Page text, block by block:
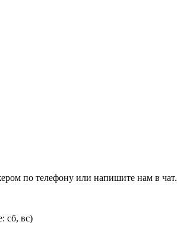
по телефону или напишите нам в чат.
сб, вс)